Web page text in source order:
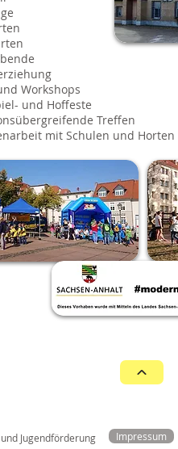
Workshops
und Hoffeste
Treffen
mit Schulen und Horten
Jugendförderung Impressum